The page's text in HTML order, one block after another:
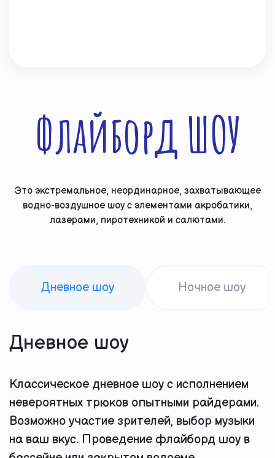
Флайборд ШОУ
Это экстремальное, неординарное, захватывающее
водно-воздушное шоу с элементами акробатики,
лазерами, пиротехникой и салютами.
Дневное шоу Ночное шоу
Дневное шоу
Классическое дневное шоу с исполнением
невероятных трюков опытными райдерами.
Возможно участие зрителей, выбор музыки
на ваш вкус. Проведение флайборд шоу в